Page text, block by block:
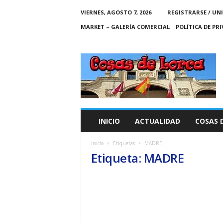
VIERNES, AGOSTO 7, 2026
REGISTRARSE /
MARKET – GALERÍA COMERCIAL
POLÍTICA DE
C
A
S
INICIO ACTUALIDAD COSAS
Inicio Etiquetas MADRE
Etiqueta: MADRE